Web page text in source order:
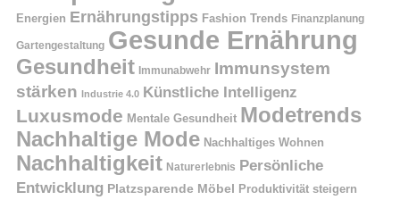
Energien Ernährungstipps Fashion Trends Finanzplanung
Gartengestaltung Gesunde Ernährung
Gesundheit Immunabwehr Immunsystem
stärken
Industrie 4.0 Künstliche Intelligenz
Luxusmode Mentale Gesundheit Modetrends
Nachhaltige Mode Nachhaltiges Wohnen
Nachhaltigkeit Naturerlebnis Persönliche
Entwicklung Platzsparende Möbel Produktivität steigern